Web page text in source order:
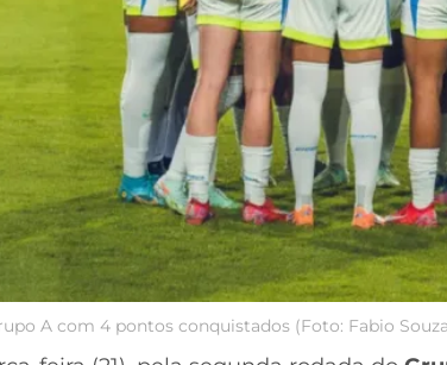
A com 4 pontos conquistados (Foto: Fabio